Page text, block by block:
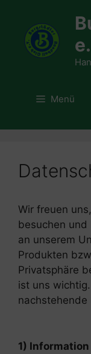
springen
Menü
Wir freuen
besuchen
an unserem
Produkten
Privatsphäre
ist uns
nachstehende
1)